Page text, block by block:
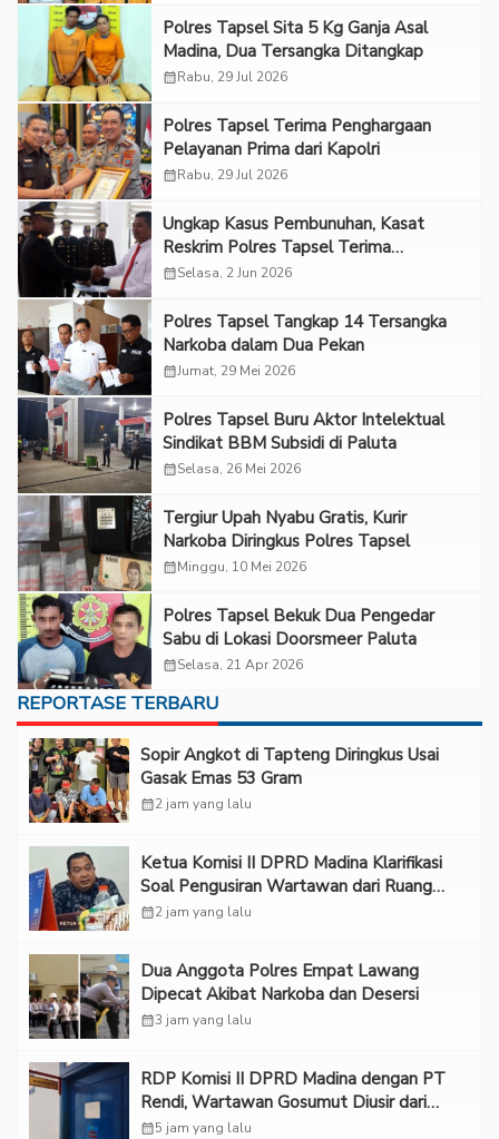
Polres Tapsel Sita 5 Kg Ganja Asal
Madina, Dua Tersangka Ditangkap
calendar_monthRabu, 29 Jul 2026
Polres Tapsel Terima Penghargaan
Pelayanan Prima dari Kapolri
calendar_monthRabu, 29 Jul 2026
Ungkap Kasus Pembunuhan, Kasat
Reskrim Polres Tapsel Terima
Penghargaan
calendar_monthSelasa, 2 Jun 2026
Polres Tapsel Tangkap 14 Tersangka
Narkoba dalam Dua Pekan
calendar_monthJumat, 29 Mei 2026
Polres Tapsel Buru Aktor Intelektual
Sindikat BBM Subsidi di Paluta
calendar_monthSelasa, 26 Mei 2026
Tergiur Upah Nyabu Gratis, Kurir
Narkoba Diringkus Polres Tapsel
calendar_monthMinggu, 10 Mei 2026
Polres Tapsel Bekuk Dua Pengedar
Sabu di Lokasi Doorsmeer Paluta
calendar_monthSelasa, 21 Apr 2026
REPORTASE TERBARU
Sopir Angkot di Tapteng Diringkus Usai
Gasak Emas 53 Gram
calendar_month2 jam yang lalu
Ketua Komisi II DPRD Madina Klarifikasi
Soal Pengusiran Wartawan dari Ruang
RDP
calendar_month2 jam yang lalu
Dua Anggota Polres Empat Lawang
Dipecat Akibat Narkoba dan Desersi
calendar_month3 jam yang lalu
RDP Komisi II DPRD Madina dengan PT
Rendi, Wartawan Gosumut Diusir dari
Ruangan
calendar_month5 jam yang lalu